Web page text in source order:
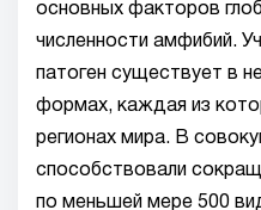
основных факторов
численности амфибий.
патоген существует в
формах, каждая из
регионах мира. В
способствовали
по меньшей мере 500